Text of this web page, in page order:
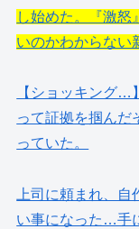
し始めた。『激怒
いのかわからない
【ショッキング
って証拠を掴んだ
っていた。
上司に頼まれ、
い事になった…手